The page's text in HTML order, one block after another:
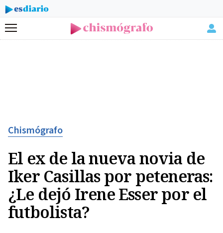
Menú
Chismógrafo
El ex de la nueva novia de
Iker Casillas por peteneras:
¿Le dejó Irene Esser por el
futbolista?